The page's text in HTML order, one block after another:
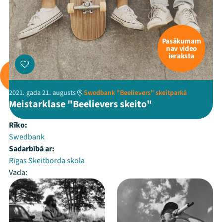
Pasākumam
nav video
ieraksta
2021. gada 21. augusts Swedbank "Beelievers" skeitparkā
Meistarklase "Beelievers skeito"
Rīko:
Swedbank
Sadarbībā ar:
Rīgas Skeitborda skola
Vada: